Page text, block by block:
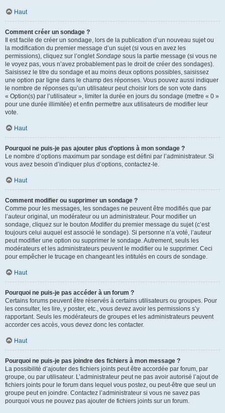
Haut
Comment créer un sondage ?
Il est facile de créer un sondage, lors de la publication d’un nouveau sujet ou
la modification du premier message d’un sujet (si vous en avez les
permissions), cliquez sur l’ongletSondage sous la partie message (si vous ne
le voyez pas, vous n’avez probablement pas le droit de créer des sondages).
Saisissez le titre du sondage et au moins deux options possibles, saisissez
une option par ligne dans le champ des réponses. Vous pouvez aussi indiquer
le nombre de réponses qu’un utilisateur peut choisir lors de son vote dans
« Option(s) par l’utilisateur », limiter la durée en jours du sondage (mettre « 0 »
pour une durée illimitée) et enfin permettre aux utilisateurs de modifier leur
vote.
Haut
Pourquoi ne puis-je pas ajouter plus d’options à mon sondage ?
Le nombre d’options maximum par sondage est défini par l’administrateur. Si
vous avez besoin d’indiquer plus d’options, contactez-le.
Haut
Comment modifier ou supprimer un sondage ?
Comme pour les messages, les sondages ne peuvent être modifiés que par
l’auteur original, un modérateur ou un administrateur. Pour modifier un
sondage, cliquez sur le bouton Modifierdu premier message du sujet (c’est
toujours celui auquel est associé le sondage). Si personne n’a voté, l’auteur
peut modifier une option ou supprimer le sondage. Autrement, seuls les
modérateurs et les administrateurs peuvent le modifier ou le supprimer. Ceci
pour empêcher le trucage en changeant les intitulés en cours de sondage.
Haut
Pourquoi ne puis-je pas accéder à un forum ?
Certains forums peuvent être réservés à certains utilisateurs ou groupes. Pour
les consulter, les lire, y poster, etc., vous devez avoir les permissions s’y
rapportant. Seuls les modérateurs de groupes et les administrateurs peuvent
accorder ces accès, vous devez donc les contacter.
Haut
Pourquoi ne puis-je pas joindre des fichiers à mon message ?
La possibilité d’ajouter des fichiers joints peut être accordée par forum, par
groupe, ou par utilisateur. L’administrateur peut ne pas avoir autorisé l’ajout de
fichiers joints pour le forum dans lequel vous postez, ou peut-être que seul un
groupe peut en joindre. Contactez l’administrateur si vous ne savez pas
pourquoi vous ne pouvez pas ajouter de fichiers joints sur un forum.